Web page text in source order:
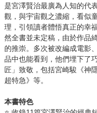
是宮澤賢治最廣為人知的代
觀，與宇宙觀之濃縮，看似
理，引領讀者體悟真正的幸
然全書並未定稿，由於作品
的推崇。多次被改編成電影
品中也能看到，他們埋下了
匠」致敬，包括宮崎駿《神
超特急》等。
本書特色